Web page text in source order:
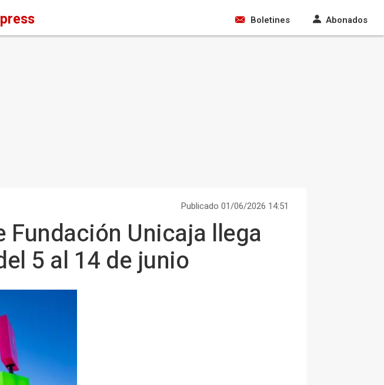
press Boletines Abonados
Publicado 01/06/2026 14:51
Fundación Unicaja llega
5 al 14 de junio